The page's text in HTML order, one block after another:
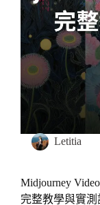
Letitia
Midjourney
完整教學與實測